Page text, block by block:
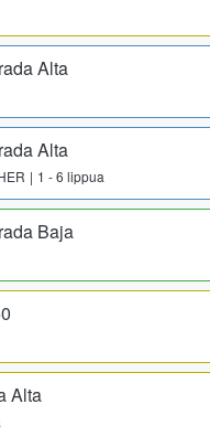
Alta
Alta
1 - 6 lippua
Baja
Alta